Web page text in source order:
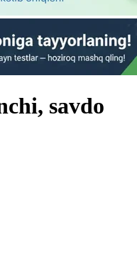
savdo